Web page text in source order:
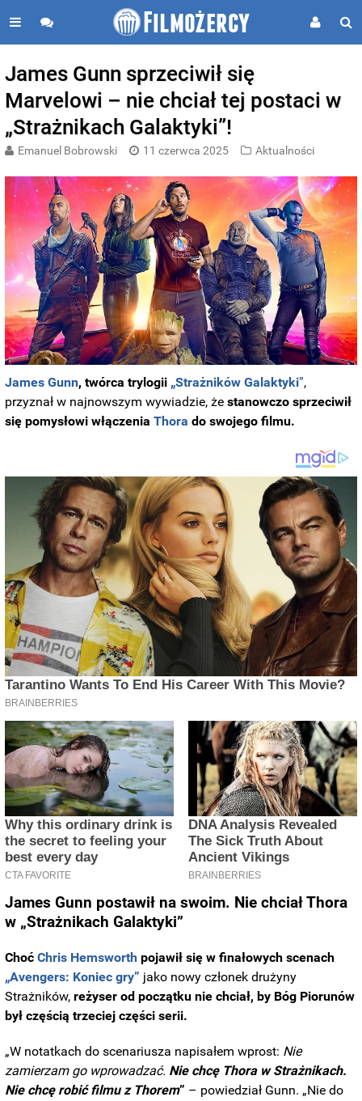
James Gunn sprzeciwił się
Marvelowi – nie chciał tej postaci w
„Strażnikach Galaktyki”!
Emanuel Bobrowski 11 czerwca 2025 Aktualności
James Gunn, twórca trylogii „Strażników Galaktyki”,
przyznał w najnowszym wywiadzie, żestanowczo sprzeciwił
się pomysłowi włączeniaThora do swojego filmu.
James Gunn postawił na swoim. Nie chciał Thora
w „Strażnikach Galaktyki”
ChoćChris Hemsworth pojawił się w finałowych scenach
„Avengers: Koniec gry” jako nowy członek drużyny
Strażników,reżyser od początku nie chciał, by Bóg Piorunów
był częścią trzeciej części serii.
„W notatkach do scenariusza napisałem wprost: Nie
zamierzam go wprowadzać. Nie chcę Thora w Strażnikach.
Nie chcę robić filmu z Thorem” – powiedział Gunn. „Nie do